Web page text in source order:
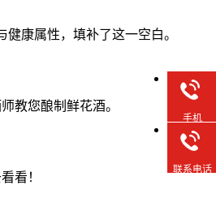
手机
联系电话
康属性，填补了这一空白。
教您酿制鲜花酒。
看！